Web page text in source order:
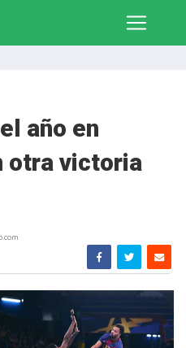
año en
otra victoria